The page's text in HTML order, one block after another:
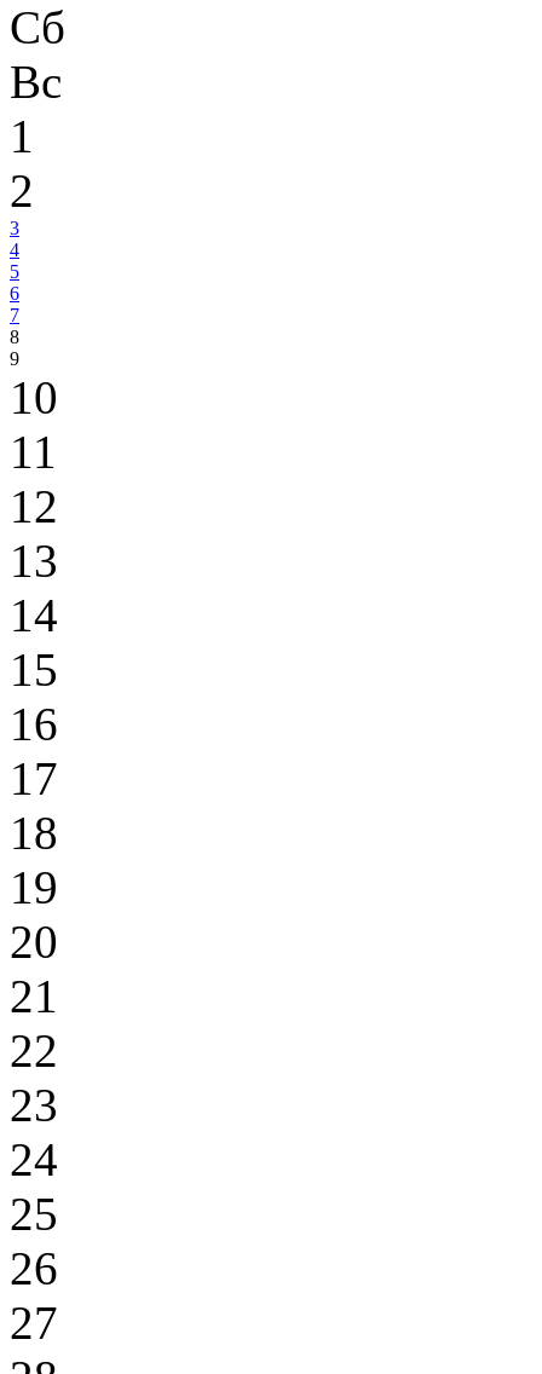
Сб
Вс
1
2
3
4
5
6
7
8
9
10
11
12
13
14
15
16
17
18
19
20
21
22
23
24
25
26
27